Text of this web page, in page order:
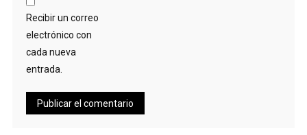
Recibir un correo
electrónico con
cada nueva
entrada.